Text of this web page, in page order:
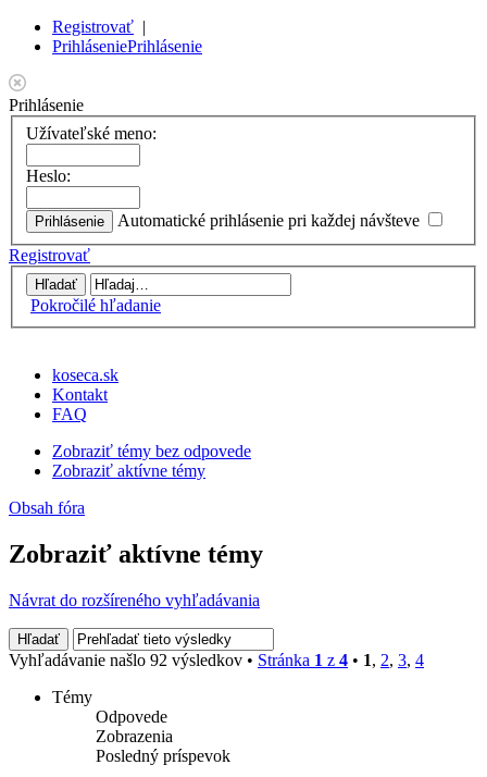
Registrovať |
PrihláseniePrihlásenie
Prihlásenie
Užívateľské meno:
Heslo:
Automatické prihlásenie pri každej návšteve
Registrovať
Pokročilé hľadanie
koseca.sk
Kontakt
FAQ
Zobraziť témy bez odpovede
Zobraziť aktívne témy
Obsah fóra
Zobraziť aktívne témy
Návrat do rozšíreného vyhľadávania
Vyhľadávanie našlo 92 výsledkov • Stránka 1 z 4 • 1, 2, 3, 4
Témy
Odpovede
Zobrazenia
Posledný príspevok